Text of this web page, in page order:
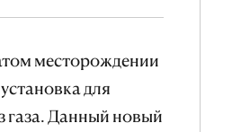
месторождении
для
газа. Данный новый